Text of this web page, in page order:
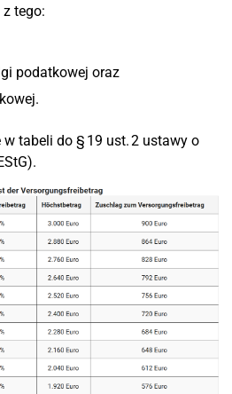
tego:
podatkowej oraz
tabeli do § 19 ust. 2 ustawy o